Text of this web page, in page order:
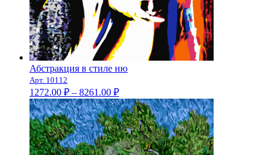
Абстракция в стиле ню
Арт. 10112
1272.00 ₽ – 8261.00 ₽Диапазон
цен:
1272.00 ₽
–
8261.00 ₽